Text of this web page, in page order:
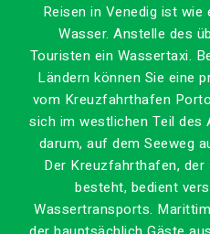
Reisen in Venedig ist
Wasser. Anstelle des
Touristen ein Wassertaxi.
Ländern können Sie eine
vom Kreuzfahrthafen
sich im westlichen Teil des
darum, auf dem Seeweg
Der Kreuzfahrthafen,
besteht, bedient
Wassertransports.